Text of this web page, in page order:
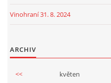
VÍNA OD NAŠICH DODAVATELŮ
Vinohraní 31. 8. 2024
ARCHIV
<< květen